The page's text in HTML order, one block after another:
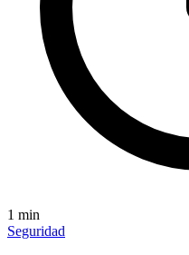
1 min
Seguridad